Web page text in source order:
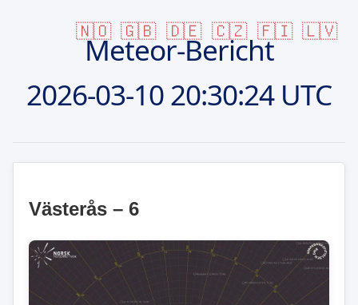
🇳🇴 🇬🇧 🇩🇪 🇨🇿 🇫🇮 🇱🇻
Meteor-Bericht
2026-03-1020:30:24 UTC
Västerås – 6